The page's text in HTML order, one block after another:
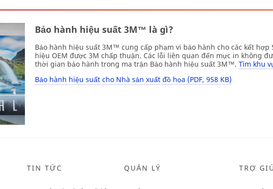
Bảo hành hiệu suất 3M™ là gì?
Bảo hành hiệu suất 3M™ cung cấp phạm vi bảo hành cho các kết
hiệu OEM được 3M chấp thuận. Các lỗi liên quan đến mực in không
thời gian bảo hành trong ma trận Bảo hành hiệu suất 3M™. Tìm khu
Bảo hành hiệu suất cho Nhà sản xuất đồ họa (PDF, 958 KB)
TIN TỨC QUẢN LÝ TRỢ